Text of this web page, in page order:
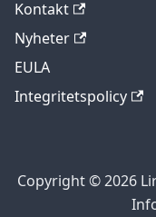
Kontakt
Nyheter
EULA
Integritetspolicy
Copyright © 2026